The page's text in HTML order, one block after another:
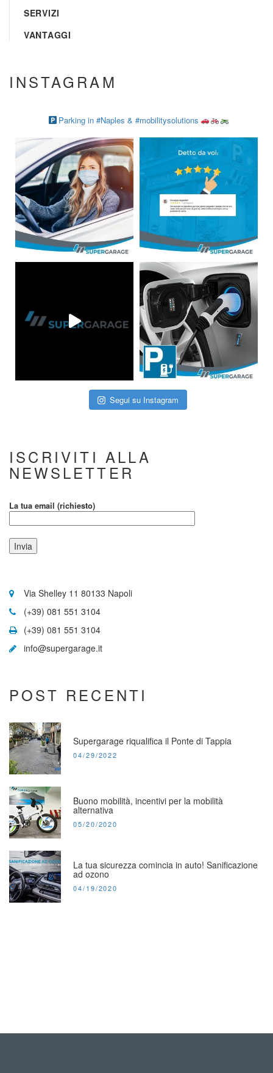
SERVIZI
VANTAGGI
INSTAGRAM
Parking in #Naples & #mobilitysolutions
Segui su Instagram
ISCRIVITI ALLA
NEWSLETTER
La tua email (richiesto)
HELPING
CENTER
Via Shelley 11 80133 Napoli
(+39) 081 551 3104
(+39) 081 551 3104
info@supergarage.it
POST RECENTI
Supergarage riqualifica il Ponte di Tappia
POSTED
04/29/2022
Buono mobilità, incentivi per la mobilità
alternativa
POSTED
05/20/2020
La tua sicurezza comincia in auto! Sanificazione
ad ozono
POSTED
04/19/2020